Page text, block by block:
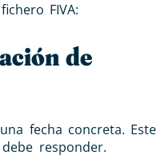
FIVA:
de
fecha concreta. Este
responder.